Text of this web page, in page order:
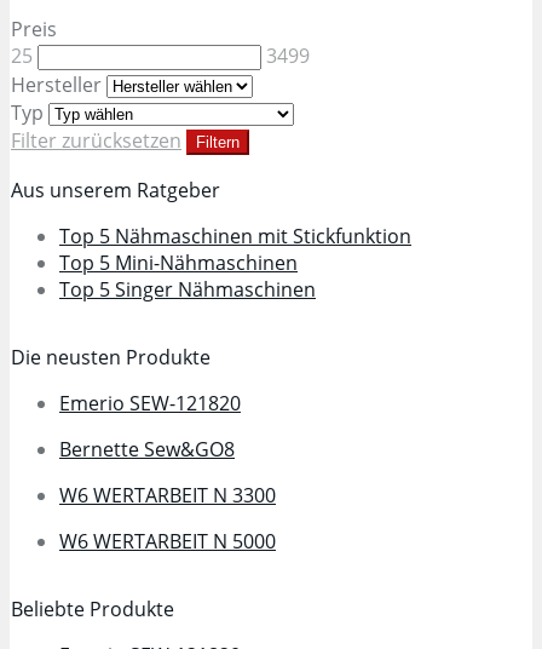
Preis
25
3499
Hersteller
Typ
Filter zurücksetzen
Filtern
Aus unserem Ratgeber
Top 5 Nähmaschinen mit Stickfunktion
Top 5 Mini-Nähmaschinen
Top 5 Singer Nähmaschinen
Die neusten Produkte
Emerio SEW-121820
Bernette Sew&GO8
W6 WERTARBEIT N 3300
W6 WERTARBEIT N 5000
Beliebte Produkte